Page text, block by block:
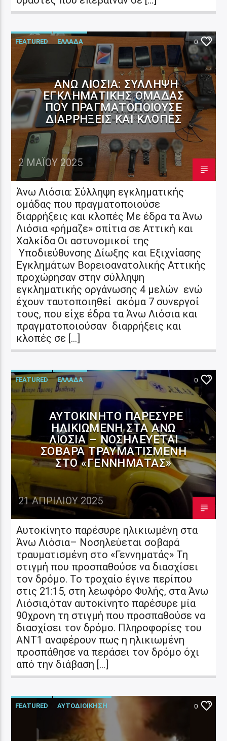
FEATURED ΕΛΛΑΔΑ 0
ΆΝΩ ΛΙΌΣΙΑ: ΣΎΛΛΗΨΗ
ΕΓΚΛΗΜΑΤΙΚΉΣ ΟΜΆΔΑΣ
ΠΟΥ ΠΡΑΓΜΑΤΟΠΟΙΟΎΣΕ
ΔΙΑΡΡΉΞΕΙΣ ΚΑΙ ΚΛΟΠΈΣ
2 ΜΑΪ́ΟΥ 2025
Άνω Λιόσια: Σύλληψη εγκληματικής
ομάδας που πραγματοποιούσε
διαρρήξεις και κλοπές Με έδρα τα Άνω
Λιόσια «ρήμαζε» σπίτια σε Αττική και
Χαλκίδα Οι αστυνομικοί της
Υποδιεύθυνσης Δίωξης και Εξιχνίασης
Εγκλημάτων Βορειοανατολικής Αττικής
προχώρησαν στην σύλληψη
εγκληματικής οργάνωσης 4 μελών ενώ
έχουν ταυτοποιηθεί ακόμα 7 συνεργοί
τους, που είχε έδρα τα Άνω Λιόσια και
πραγματοποιούσαν διαρρήξεις και
κλοπές σε […]
FEATURED ΕΛΛΑΔΑ 0
ΑΥΤΟΚΊΝΗΤΟ ΠΑΡΈΣΥΡΕ
ΗΛΙΚΙΩΜΈΝΗ ΣΤΑ ΆΝΩ
ΛΙΌΣΙΑ – ΝΟΣΗΛΕΎΕΤΑΙ
ΣΟΒΑΡΆ ΤΡΑΥΜΑΤΙΣΜΈΝΗ
ΣΤΟ «ΓΕΝΝΗΜΑΤΆΣ»
21 ΑΠΡΙΛΊΟΥ 2025
Αυτοκίνητο παρέσυρε ηλικιωμένη στα
Άνω Λιόσια– Νοσηλεύεται σοβαρά
τραυματισμένη στο «Γεννηματάς» Τη
στιγμή που προσπαθούσε να διασχίσει
τον δρόμο. Το τροχαίο έγινε περίπου
στις 21:15, στη λεωφόρο Φυλής, στα Άνω
Λιόσια,όταν αυτοκίνητο παρέσυρε μία
90χρονη τη στιγμή που προσπαθούσε να
διασχίσει τον δρόμο. Πληροφορίες του
ΑΝΤ1 αναφέρουν πως η ηλικιωμένη
προσπάθησε να περάσει τον δρόμο όχι
από την διάβαση […]
FEATURED ΑΥΤΟΔΙΟΙΚΗΣΗ 0